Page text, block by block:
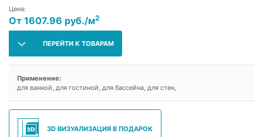
Цена:
От 1607.96 руб./м2
ПЕРЕЙТИ К ТОВАРАМ
Применение:
для ванной, для гостиной, для бассейна, для стен,
3D ВИЗУАЛИЗАЦИЯ В ПОДАРОК